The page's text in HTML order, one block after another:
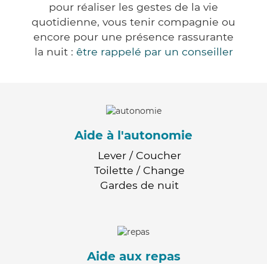
pour réaliser les gestes de la vie
quotidienne, vous tenir compagnie ou
encore pour une présence rassurante
la nuit : être rappelé par un conseiller
Aide à l'autonomie
Lever / Coucher
Toilette / Change
Gardes de nuit
Aide aux repas